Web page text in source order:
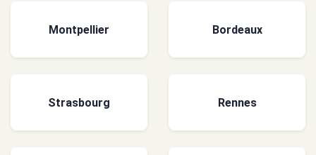
Montpellier Bordeaux
Strasbourg Rennes